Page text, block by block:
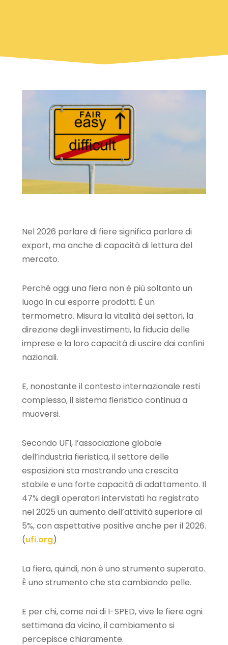
Nel 2026 parlare di fiere significa parlare di
export, ma anche di capacità di lettura del
mercato.
Perché oggi una fiera non è più soltanto un
luogo in cui esporre prodotti. È un
termometro. Misura la vitalità dei settori, la
direzione degli investimenti, la fiducia delle
imprese e la loro capacità di uscire dai confini
nazionali.
E, nonostante il contesto internazionale resti
complesso, il sistema fieristico continua a
muoversi.
Secondo UFI, l’associazione globale
dell’industria fieristica, il settore delle
esposizioni sta mostrando una crescita
stabile e una forte capacità di adattamento. Il
47% degli operatori intervistati ha registrato
nel 2025 un aumento dell’attività superiore al
5%, con aspettative positive anche per il 2026.
(ufi.org)
La fiera, quindi, non è uno strumento superato.
È uno strumento che sta cambiando pelle.
E per chi, come noi di I-SPED, vive le fiere ogni
settimana da vicino, il cambiamento si
percepisce chiaramente.